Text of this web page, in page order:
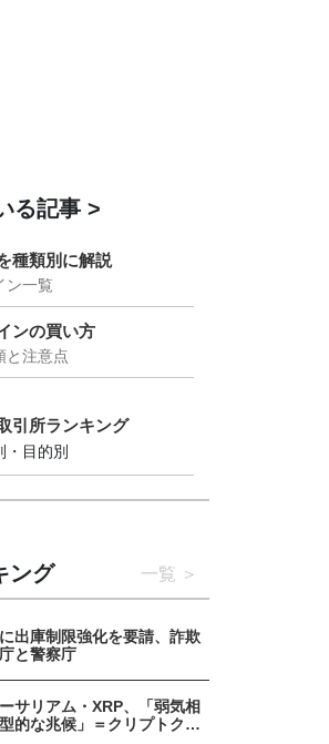
る記事
種類別に解説
ン一覧
ンの買い方
と注意点
引所ランキング
・目的別
ング 一覧
出庫制限強化を要請、詐欺
と警察庁
サリアム・XRP、「弱気相
的な兆候」＝クリプトクア